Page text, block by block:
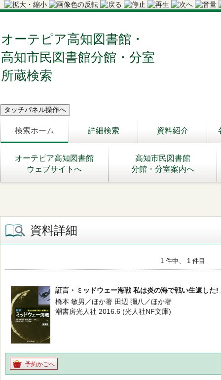
オーテピア高知図書館・
高知市民図書館分館・分室
所蔵検索
検索ホーム 詳細検索 資料紹介
オーテピア高知図書館
ウェブサイトへ
高知市民図書館
分館・分室案内へ
資料詳細
1 件中、 1 件目
証言・ミッドウェー海戦 私は炎の海で戦い生還した!
橋本 敏男／ほか著 田辺 彌八／ほか著
潮書房光人社 2016.6 (光人社NF文庫)
予約かごへ